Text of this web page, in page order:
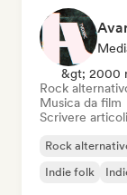
&gt; 2000
Rock
Musica da film
Scrivere articoli
Rock
Indie folk